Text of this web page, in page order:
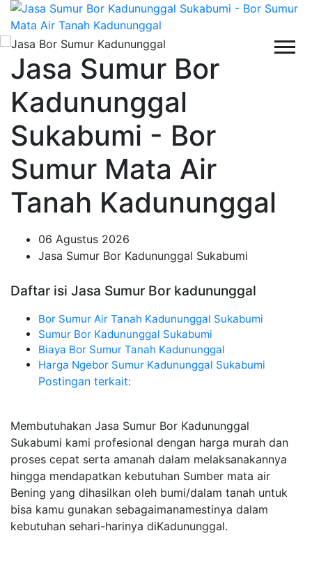
Jasa Sumur Bor
Kadununggal
Sukabumi - Bor
Sumur Mata Air
Tanah Kadununggal
06 Agustus 2026
Jasa Sumur Bor Kadununggal Sukabumi
Daftar isi Jasa Sumur Bor kadununggal
Bor Sumur Air Tanah Kadununggal Sukabumi
Sumur Bor Kadununggal Sukabumi
Biaya Bor Sumur Tanah Kadununggal
Harga Ngebor Sumur Kadununggal Sukabumi
Postingan terkait:
Membutuhakan Jasa Sumur Bor Kadununggal
Sukabumi kami profesional dengan harga murah dan
proses cepat serta amanah dalam melaksanakannya
hingga mendapatkan kebutuhan Sumber mata air
Bening yang dihasilkan oleh bumi/dalam tanah untuk
bisa kamu gunakan sebagaimanamestinya dalam
kebutuhan sehari-harinya diKadununggal.